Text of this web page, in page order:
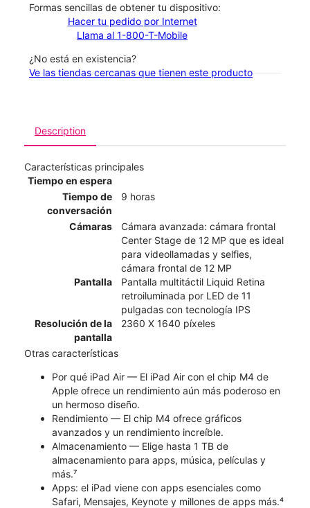
​​​​​​​Formas sencillas de obtener tu dispositivo:
Hacer tu pedido por Internet
Llama al 1-800-T-Mobile
¿No está en existencia?
Ve las tiendas cercanas que tienen este producto
Description
Características principales
Tiempo en espera
Tiempo de
conversación
9 horas
Cámaras
Cámara avanzada: cámara frontal
Center Stage de 12 MP que es ideal
para videollamadas y selfies,
cámara frontal de 12 MP
Pantalla
Pantalla multitáctil Liquid Retina
retroiluminada por LED de 11
pulgadas con tecnología IPS
Resolución de la
pantalla
2360 X 1640 píxeles
Otras características
Por qué iPad Air — El iPad Air con el chip M4 de
Apple ofrece un rendimiento aún más poderoso en
un hermoso diseño.
Rendimiento — El chip M4 ofrece gráficos
avanzados y un rendimiento increíble.
Almacenamiento — Elige hasta 1 TB de
almacenamiento para apps, música, películas y
más.⁷
Apps: el iPad viene con apps esenciales como
Safari, Mensajes, Keynote y millones de apps más.⁴